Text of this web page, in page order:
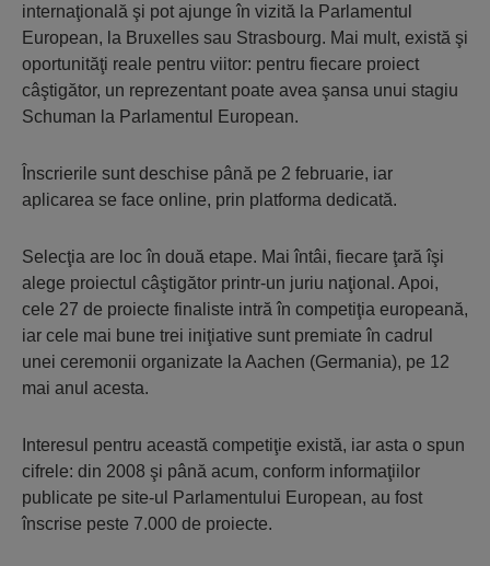
internaţională şi pot ajunge în vizită la Parlamentul
European, la Bruxelles sau Strasbourg. Mai mult, există şi
oportunităţi reale pentru viitor: pentru fiecare proiect
câştigător, un reprezentant poate avea şansa unui stagiu
Schuman la Parlamentul European.
Înscrierile sunt deschise până pe 2 februarie, iar
aplicarea se face online, prin platforma dedicată.
Selecţia are loc în două etape. Mai întâi, fiecare ţară îşi
alege proiectul câştigător printr-un juriu naţional. Apoi,
cele 27 de proiecte finaliste intră în competiţia europeană,
iar cele mai bune trei iniţiative sunt premiate în cadrul
unei ceremonii organizate la Aachen (Germania), pe 12
mai anul acesta.
Interesul pentru această competiţie există, iar asta o spun
cifrele: din 2008 şi până acum, conform informaţiilor
publicate pe site-ul Parlamentului European, au fost
înscrise peste 7.000 de proiecte.